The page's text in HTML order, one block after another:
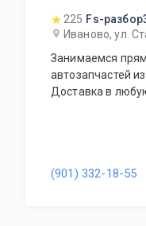
225 Fs-
Иваново, ул.
Занимаемся
автозапчастей
Доставка в
(901) 332-18-55